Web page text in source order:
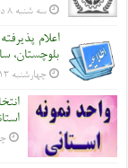
سه شنبه ۸ دی ۱۳۹۴
اعلام
بلوچستان، سال
چهارشنبه ۱۳ آذر ۱۳۹۲